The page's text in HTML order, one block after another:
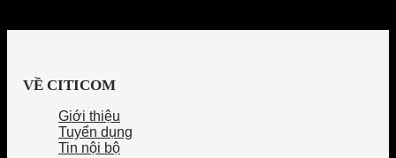
VỀ CITICOM
Giới thiệu
Tuyển dụng
Tin nội bộ